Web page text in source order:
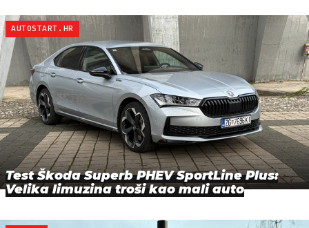
AUTOSTART.HR
Test Škoda Superb PHEV SportLine Plus:
Velika limuzina troši kao mali auto